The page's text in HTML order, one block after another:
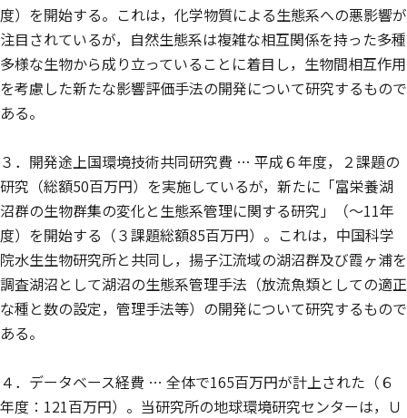
度）を開始する。これは，化学物質による生態系への悪影響が
注目されているが，自然生態系は複雑な相互関係を持った多種
多様な生物から成り立っていることに着目し，生物間相互作用
を考慮した新たな影響評価手法の開発について研究するもので
ある。
３．開発途上国環境技術共同研究費 … 平成６年度，２課題の
研究（総額50百万円）を実施しているが，新たに「富栄養湖
沼群の生物群集の変化と生態系管理に関する研究」（〜11年
度）を開始する（３課題総額85百万円）。これは，中国科学
院水生生物研究所と共同し，揚子江流域の湖沼群及び霞ヶ浦を
調査湖沼として湖沼の生態系管理手法（放流魚類としての適正
な種と数の設定，管理手法等）の開発について研究するもので
ある。
４．データベース経費 … 全体で165百万円が計上された（６
年度：121百万円）。当研究所の地球環境研究センターは，Ｕ